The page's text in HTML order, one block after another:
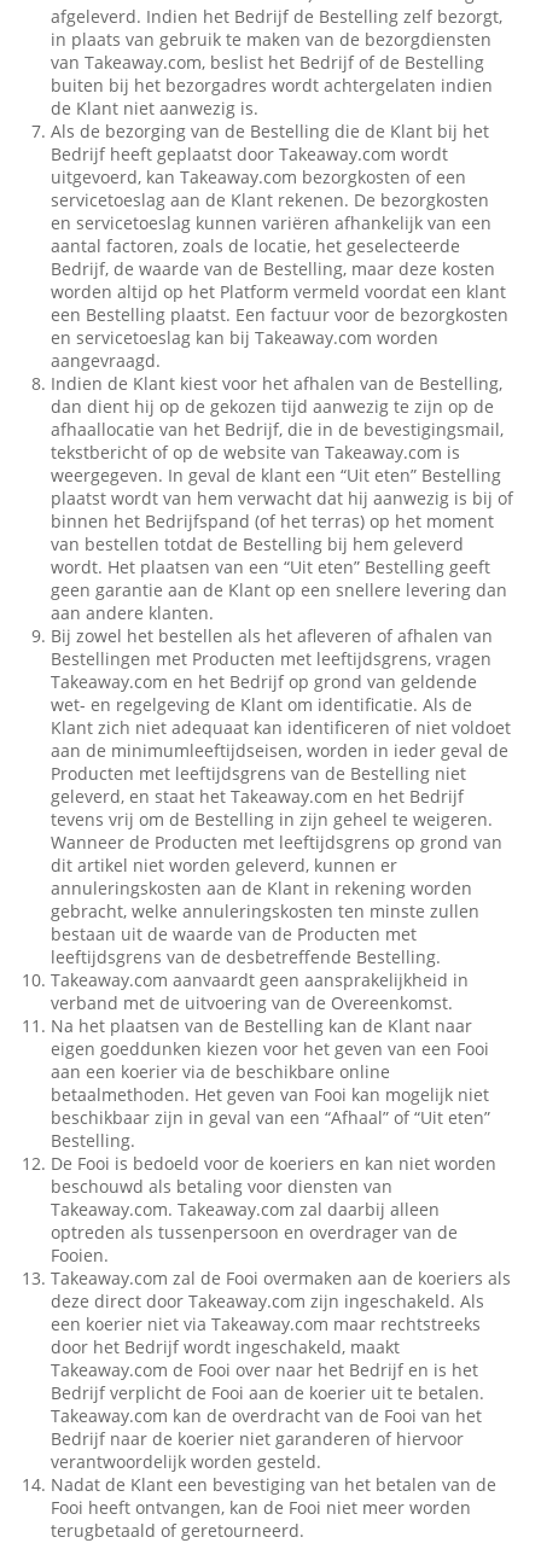
afgeleverd. Indien het Bedrijf de Bestelling zelf bezorgt,
in plaats van gebruik te maken van de bezorgdiensten
van Takeaway.com, beslist het Bedrijf of de Bestelling
buiten bij het bezorgadres wordt achtergelaten indien
de Klant niet aanwezig is.
Als de bezorging van de Bestelling die de Klant bij het
Bedrijf heeft geplaatst door Takeaway.com wordt
uitgevoerd, kan Takeaway.com bezorgkosten of een
servicetoeslag aan de Klant rekenen. De bezorgkosten
en servicetoeslag kunnen variëren afhankelijk van een
aantal factoren, zoals de locatie, het geselecteerde
Bedrijf, de waarde van de Bestelling, maar deze kosten
worden altijd op het Platform vermeld voordat een klant
een Bestelling plaatst. Een factuur voor de bezorgkosten
en servicetoeslag kan bij Takeaway.com worden
aangevraagd.
Indien de Klant kiest voor het afhalen van de Bestelling,
dan dient hij op de gekozen tijd aanwezig te zijn op de
afhaallocatie van het Bedrijf, die in de bevestigingsmail,
tekstbericht of op de website van Takeaway.com is
weergegeven. In geval de klant een “Uit eten” Bestelling
plaatst wordt van hem verwacht dat hij aanwezig is bij of
binnen het Bedrijfspand (of het terras) op het moment
van bestellen totdat de Bestelling bij hem geleverd
wordt. Het plaatsen van een “Uit eten” Bestelling geeft
geen garantie aan de Klant op een snellere levering dan
aan andere klanten.
Bij zowel het bestellen als het afleveren of afhalen van
Bestellingen met Producten met leeftijdsgrens, vragen
Takeaway.com en het Bedrijf op grond van geldende
wet- en regelgeving de Klant om identificatie. Als de
Klant zich niet adequaat kan identificeren of niet voldoet
aan de minimumleeftijdseisen, worden in ieder geval de
Producten met leeftijdsgrens van de Bestelling niet
geleverd, en staat het Takeaway.com en het Bedrijf
tevens vrij om de Bestelling in zijn geheel te weigeren.
Wanneer de Producten met leeftijdsgrens op grond van
dit artikel niet worden geleverd, kunnen er
annuleringskosten aan de Klant in rekening worden
gebracht, welke annuleringskosten ten minste zullen
bestaan uit de waarde van de Producten met
leeftijdsgrens van de desbetreffende Bestelling.
Takeaway.com aanvaardt geen aansprakelijkheid in
verband met de uitvoering van de Overeenkomst.
Na het plaatsen van de Bestelling kan de Klant naar
eigen goeddunken kiezen voor het geven van een Fooi
aan een koerier via de beschikbare online
betaalmethoden. Het geven van Fooi kan mogelijk niet
beschikbaar zijn in geval van een “Afhaal” of “Uit eten”
Bestelling.
De Fooi is bedoeld voor de koeriers en kan niet worden
beschouwd als betaling voor diensten van
Takeaway.com. Takeaway.com zal daarbij alleen
optreden als tussenpersoon en overdrager van de
Fooien.
Takeaway.com zal de Fooi overmaken aan de koeriers als
deze direct door Takeaway.com zijn ingeschakeld. Als
een koerier niet via Takeaway.com maar rechtstreeks
door het Bedrijf wordt ingeschakeld, maakt
Takeaway.com de Fooi over naar het Bedrijf en is het
Bedrijf verplicht de Fooi aan de koerier uit te betalen.
Takeaway.com kan de overdracht van de Fooi van het
Bedrijf naar de koerier niet garanderen of hiervoor
verantwoordelijk worden gesteld.
Nadat de Klant een bevestiging van het betalen van de
Fooi heeft ontvangen, kan de Fooi niet meer worden
terugbetaald of geretourneerd.